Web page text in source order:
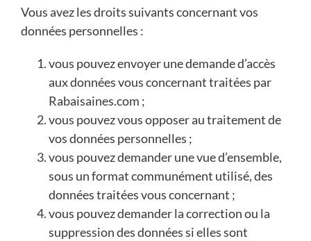
Vous avez les droits suivants concernant vos
données personnelles :
vous pouvez envoyer une demande d’accès
aux données vous concernant traitées par
Rabaisaines.com ;
vous pouvez vous opposer au traitement de
vos données personnelles ;
vous pouvez demander une vue d’ensemble,
sous un format communément utilisé, des
données traitées vous concernant ;
vous pouvez demander la correction ou la
suppression des données si elles sont